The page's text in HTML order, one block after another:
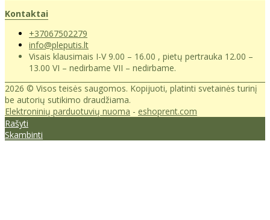
Kontaktai
+37067502279
info@pleputis.lt
Visais klausimais I-V 9.00 – 16.00 , pietų pertrauka 12.00 –
13.00 VI – nedirbame VII – nedirbame.
2026 © Visos teisės saugomos. Kopijuoti, platinti svetainės turinį
be autorių sutikimo draudžiama.
Elektroninių parduotuvių nuoma - eshoprent.com
Rašyti
Skambinti